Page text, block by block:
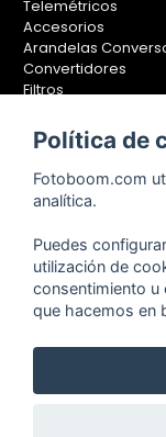
Telemétricos
Accesorios
Arandelas
Convertidores
Filtros
Calibradores
Soportes
Monopiés
Trípodes
Kit Completos
Accesorios
Copyright © 2001-
C/ San
Política de
Fotoboom.com
analítica.
Puedes
utilización de
consentimiento u
que hacemos en